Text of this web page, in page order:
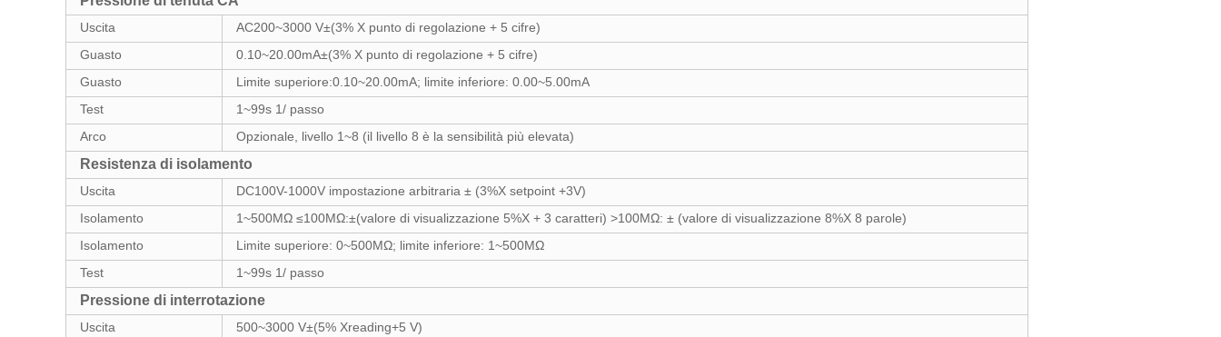
Uscita AC200~3000 V±(3% X punto di regolazione + 5 cifre)
Guasto
0.10~20.00mA±(3% X punto di regolazione + 5 cifre)
Guasto
Limite superiore:0.10~20.00mA; limite inferiore: 0.00~5.00mA
Test
1~99s 1/ passo
Arco
Opzionale, livello 1~8 (il livello 8 è la sensibilità più elevata)
Resistenza di isolamento
Uscita DC100V-1000V impostazione arbitraria ± (3%X setpoint +3V)
Isolamento
1~500MΩ ≤100MΩ:±(valore di visualizzazione 5%X + 3 caratteri) >100MΩ: ± (valore di visualizzazione 8%X 8 parole)
Isolamento
Limite superiore: 0~500MΩ; limite inferiore: 1~500MΩ
Test
1~99s 1/ passo
Pressione di interrotazione
Uscita 500~3000 V±(5% Xreading+5 V)